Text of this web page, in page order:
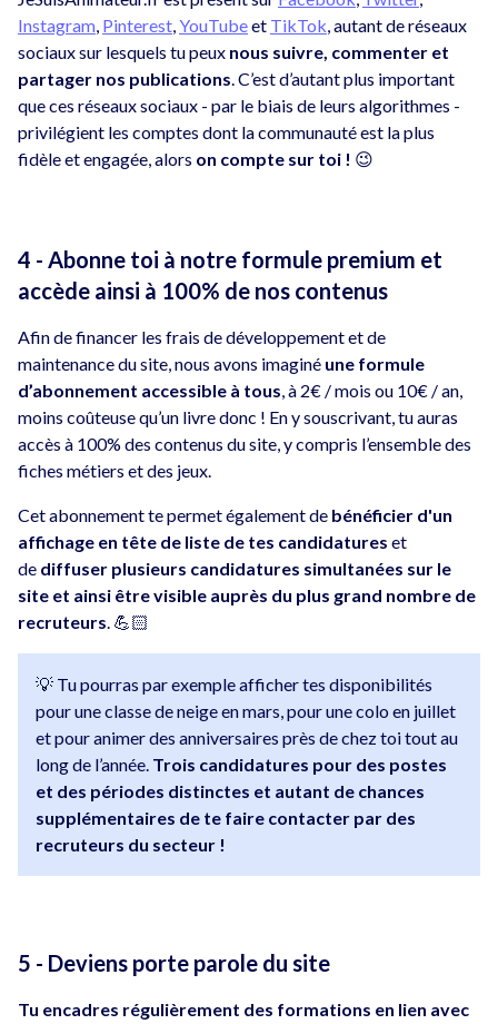
Instagram, Pinterest,YouTubeet TikTok, autant de réseaux
sociaux sur lesquels tu peux nous suivre, commenter et
partager nos publications. C’est d’autant plus important
que ces réseaux sociaux - par le biais de leurs algorithmes -
privilégient les comptes dont la communauté est la plus
fidèle et engagée, alors on compte sur toi ! 😉
4 - Abonne toi à notre formule premium et
accède ainsi à 100% de nos contenus
Afin de financer les frais de développement et de
maintenance du site, nous avons imaginé une formule
d’abonnement accessible à tous, à 2€ / mois ou 10€ / an,
moins coûteuse qu’un livre donc ! En y souscrivant, tu auras
accès à 100% des contenus du site, y compris l’ensemble des
fiches métiers et des jeux.
Cet abonnement te permet également de bénéficier d'un
affichage en tête de liste de tes candidatures et
de diffuser plusieurs candidatures simultanées sur le
site et ainsi être visible auprès du plus grand nombre de
recruteurs. 💪🏻
💡 Tu pourras par exemple afficher tes disponibilités
pour une classe de neige en mars, pour une colo en juillet
et pour animer des anniversaires près de chez toi tout au
long de l’année. Trois candidatures pour des postes
et des périodes distinctes et autant de chances
supplémentaires de te faire contacter par des
recruteurs du secteur !
5 - Deviens porte parole du site
Tu encadres régulièrement des formations en lien avec